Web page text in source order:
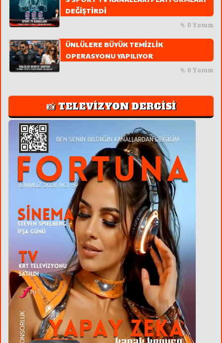
DEĞİŞTİRDİ
0 Yorum
ÜNLÜLERE BÜYÜK TEMİZLİK
OPERASYONU YAPILIYOR
0 Yorum
📸 TELEVİZYON DERGİSİ